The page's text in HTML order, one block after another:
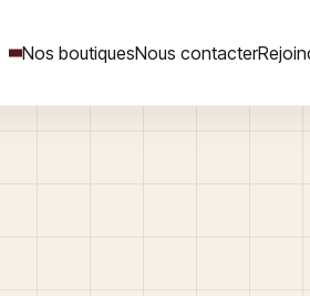
Nos boutiquesNous contacter